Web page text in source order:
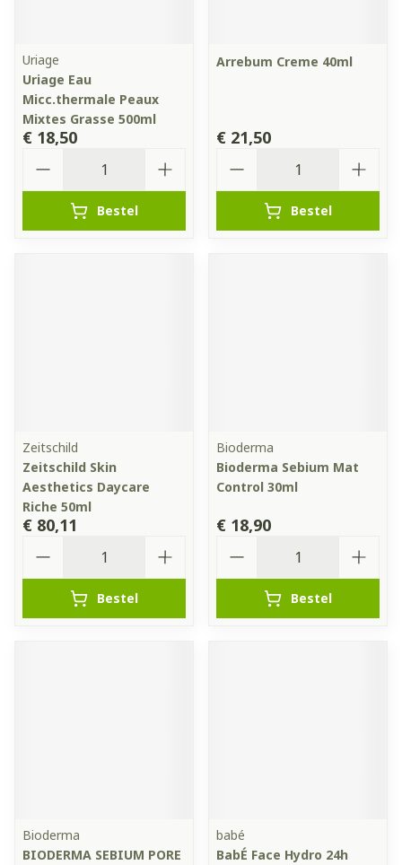
Uriage
Uriage Eau
Micc.thermale Peaux
Mixtes Grasse 500ml
€ 18,50
Bestel
Arrebum Creme 40ml
€ 21,50
Bestel
Zeitschild
Zeitschild Skin
Aesthetics Daycare
Riche 50ml
€ 80,11
Bestel
Bioderma
Bioderma Sebium Mat
Control 30ml
€ 18,90
Bestel
Bioderma
BIODERMA SEBIUM PORE
babé
BabÉ Face Hydro 24h